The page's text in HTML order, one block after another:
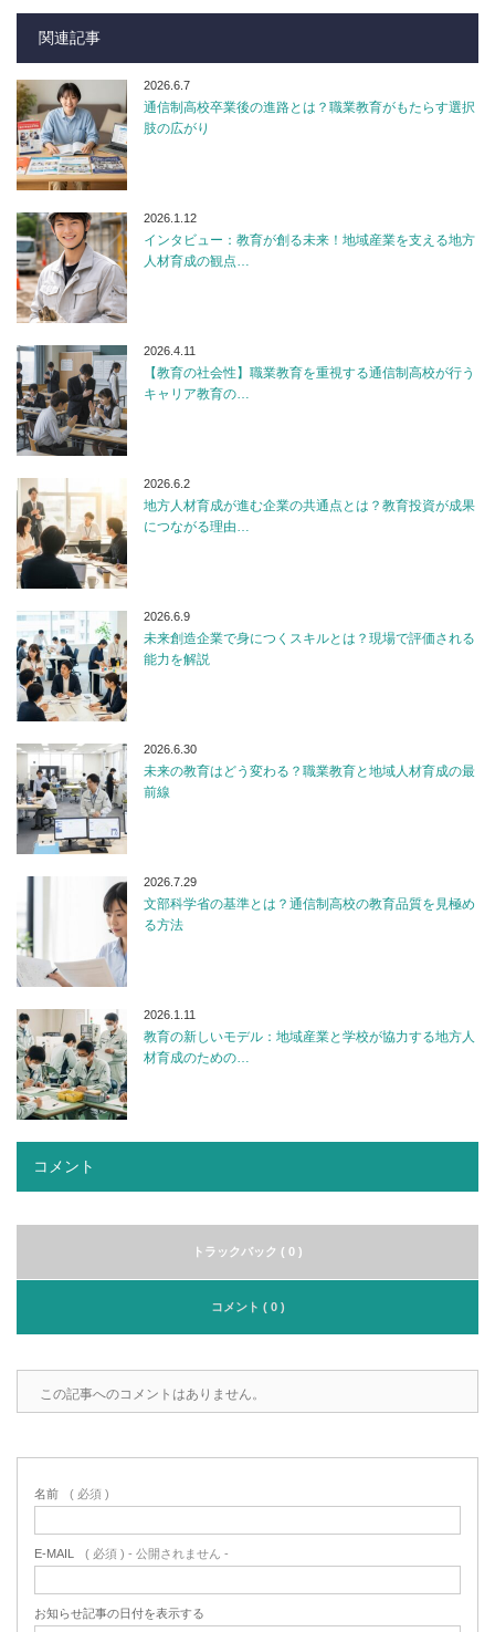
関連記事
2026.6.7
通信制高校卒業後の進路とは？職業教育がもたらす選択
肢の広がり
2026.1.12
インタビュー：教育が創る未来！地域産業を支える地方
人材育成の観点…
2026.4.11
【教育の社会性】職業教育を重視する通信制高校が行う
キャリア教育の…
2026.6.2
地方人材育成が進む企業の共通点とは？教育投資が成果
につながる理由…
2026.6.9
未来創造企業で身につくスキルとは？現場で評価される
能力を解説
2026.6.30
未来の教育はどう変わる？職業教育と地域人材育成の最
前線
2026.7.29
文部科学省の基準とは？通信制高校の教育品質を見極め
る方法
2026.1.11
教育の新しいモデル：地域産業と学校が協力する地方人
材育成のための…
コメント
トラックバック ( 0 )
コメント ( 0 )
この記事へのコメントはありません。
名前 ( 必須 )
E-MAIL ( 必須 ) - 公開されません -
お知らせ記事の日付を表示する